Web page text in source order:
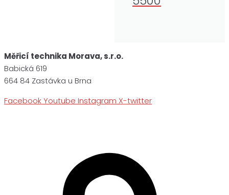
Měřicí technika Morava, s.r.o.
Babická 619
664 84 Zastávka u Brna
FacebookYoutube Instagram X-twitter